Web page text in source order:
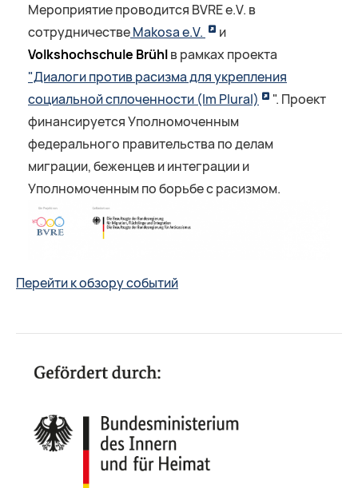
Мероприятие проводится BVRE e.V. в
сотрудничествеMakosa e.V.
и
Volkshochschule Brühlв рамках проекта
"Диалоги против расизма для укрепления
социальной сплоченности (Im Plural)
". Проект
финансируется Уполномоченным
федерального правительства по делам
миграции, беженцев и интеграции и
Уполномоченным по борьбе с расизмом.
Перейти к обзору событий